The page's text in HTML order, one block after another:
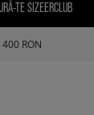
TE SIZEERCLUB
RON